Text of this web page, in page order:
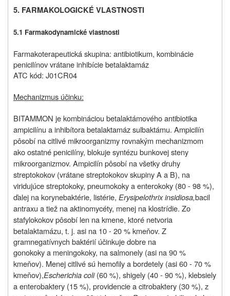
5. FARMAKOLOGICKÉ VLASTNOSTI
5.1 Farmakodynamické vlastnosti
Farmakoterapeutická skupina: antibiotikum, kombinácie
penicilínov vrátane inhibície betalaktamáz
ATC kód: J01CR04
Mechanizmus účinku:
BITAMMON je kombináciou betalaktámového antibiotika
ampicilínu a inhibítora betalaktamáz sulbaktámu. Ampicilín
pôsobí na citlivé mikroorganizmy rovnakým mechanizmom
ako ostatné penicilíny, blokuje syntézu bunkovej steny
mikroorganizmov. Ampicilín pôsobí na všetky druhy
streptokokov (vrátane streptokokov skupiny A a B), na
viridujúce streptokoky, pneumokoky a enterokoky (80 - 98 %),
ďalej na korynebaktérie, listérie, Erysipelothrix insidiosa,bacil
antraxu a tiež na aktinomycéty, menej na klostrídie. Zo
stafylokokov pôsobí len na kmene, ktoré netvoria
betalaktamázu, t. j. asi na 10 - 20 % kmeňov. Z
gramnegatívnych baktérií účinkuje dobre na
gonokoky a meningokoky, na salmonely (asi na 90 %
kmeňov). Menej citlivé sú hemofily a bordetely (asi 60 - 70 %
kmeňov),Escherichia coli (60 %), shigely (40 - 90 %), klebsiely
a enterobaktery (15 %), providencie a citrobaktery (30 %), z